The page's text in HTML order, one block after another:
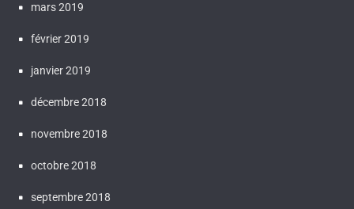
mars 2019
février 2019
janvier 2019
décembre 2018
novembre 2018
octobre 2018
septembre 2018